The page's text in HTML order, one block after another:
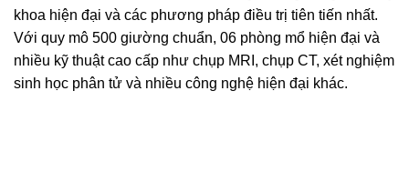
khoa hiện đại và các phương pháp điều trị tiên tiến nhất.
Với quy mô 500 giường chuẩn, 06 phòng mổ hiện đại và
nhiều kỹ thuật cao cấp như chụp MRI, chụp CT, xét nghiệm
sinh học phân tử và nhiều công nghệ hiện đại khác.